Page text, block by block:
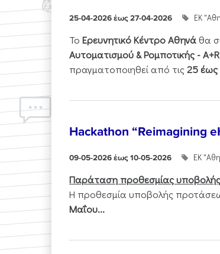
25-04-2026 έως 27-04-2026 ΕΚ
Το Ερευνητικό Κέντρο Αθηνάθα
Αυτοματισμού & Ρομποτικής -
πραγματοποιηθεί από τις25 έως
Hackathon “Reimagining
09-05-2026 έως 10-05-2026 ΕΚ
Παράταση προθεσμίας
Η προθεσμία υποβολής
Μαΐου...